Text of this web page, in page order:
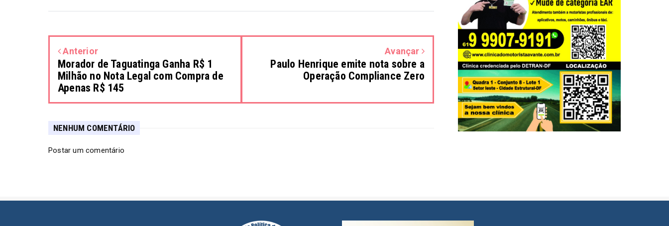
Anterior
Morador de Taguatinga Ganha R$ 1
Milhão no Nota Legal com Compra de
Apenas R$ 145
Avançar
Paulo Henrique emite nota sobre a
Operação Compliance Zero
NENHUM COMENTÁRIO
Postar um comentário